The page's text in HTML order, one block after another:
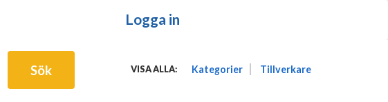
Logga in
Sök VISA ALLA: Kategorier Tillverkare